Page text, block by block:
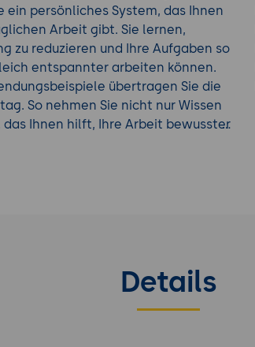
persönliches System, das Ihnen
Arbeit gibt. Sie lernen,
zu reduzieren und Ihre Aufgaben so
entspannter arbeiten können.
übertragen Sie die
So nehmen Sie nicht nur Wissen
Ihnen hilft, Ihre Arbeit bewusster
Ihre Ziele verlässlicher zu
Details